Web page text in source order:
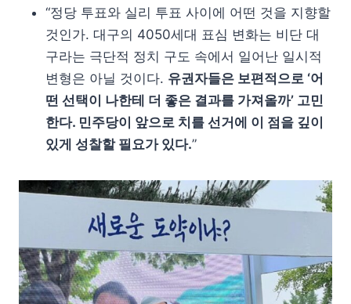
“정당 투표와 실리 투표 사이에 어떤 것을 지향할
것인가. 대구의 4050세대 표심 변화는 비단 대
구라는 극단적 정치 구도 속에서 일어난 일시적
변형은 아닐 것이다. 유권자들은 보편적으로 ‘어
떤 선택이 나한테 더 좋은 결과를 가져올까’ 고민
한다. 민주당이 앞으로 치를 선거에 이 점을 깊이
있게 성찰할 필요가 있다.”